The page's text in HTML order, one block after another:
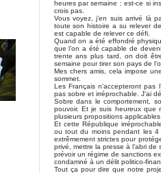
heures par semaine : est-ce si
crois pas.
Vous voyez, j’en suis arrivé là
toute son histoire a su relever
est capable de relever ce défi.
Quand on a été effondré
que l’on a été capable de
trente ans plus tard, on doit
semaine pour tirer son pays de
Mes chers amis, cela impose
sommet.
Les Français n’accepteront pas
pas sobre et irréprochable. J’ai
Sobre dans le comportement,
pouvoir. Et je suis heureux que
plusieurs propositions
Et cette République
ou tout du moins pendant les 4
extrêmement strictes pour
privé, mettre la presse à l’abri
prévoir un régime de sanctions
condamné à un délit politico-
Tout ça pour dire que notre